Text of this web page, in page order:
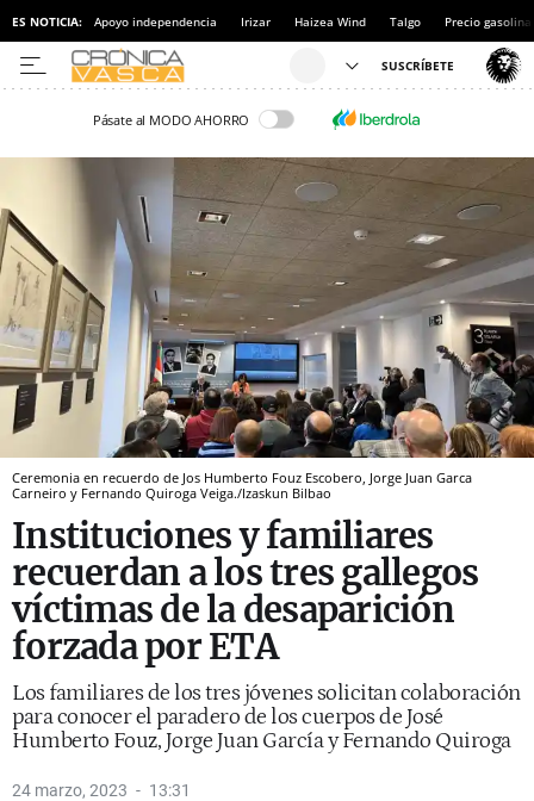
ES NOTICIA: Apoyo independencia Irizar Haizea Wind Talgo Precio gasolina
Pásate al MODO AHORRO
Ceremonia en recuerdo de Jos Humberto Fouz Escobero, Jorge Juan Garca
Carneiro y Fernando Quiroga Veiga./Izaskun Bilbao
Instituciones y familiares
recuerdan a los tres gallegos
víctimas de la desaparición
forzada por ETA
Los familiares de los tres jóvenes solicitan colaboración
para conocer el paradero de los cuerpos de José
Humberto Fouz, Jorge Juan García y Fernando Quiroga
24 marzo, 2023 13:31